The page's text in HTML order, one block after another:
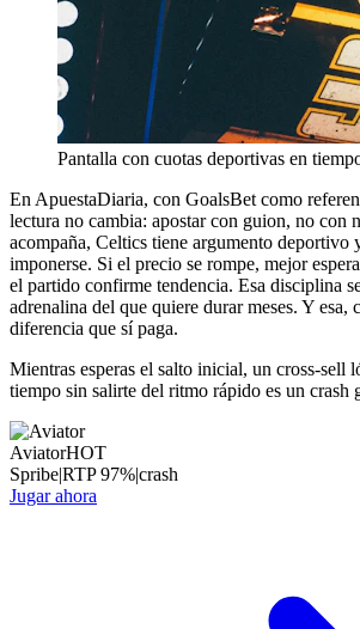
Pantalla con cuotas deportivas en
En ApuestaDiaria, con GoalsBet como
lectura no cambia: apostar con guion, no con
acompaña, Celtics tiene argumento deportivo
imponerse. Si el precio se rompe, mejor
el partido confirme tendencia. Esa disciplina
adrenalina del que quiere durar meses. Y esa,
diferencia que sí paga.
Mientras esperas el salto inicial, un cross-sell
tiempo sin salirte del ritmo rápido es un crash
AviatorHOT
Spribe|RTP97%|crash
Jugar ahora